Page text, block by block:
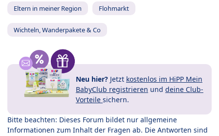
Eltern in meiner Region Flohmarkt
Wichteln, Wanderpakete & Co
Neu hier? Jetzt kostenlos im HiPP Mein
BabyClub registrieren und deine Club-
Vorteile sichern.
Bitte beachten: Dieses Forum bildet nur allgemeine
Informationen zum Inhalt der Fragen ab. Die Antworten sind